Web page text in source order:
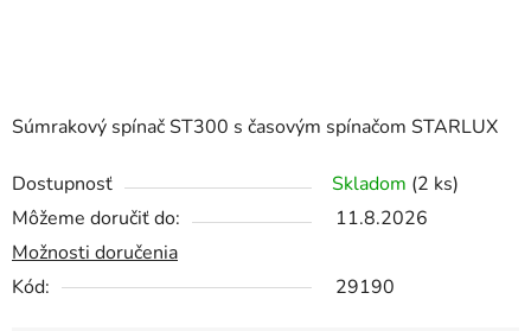
Súmrakový spínač ST300 s časovým spínačom STARLUX
Dostupnosť Skladom (2 ks)
Môžeme doručiť do:
11.8.2026
Možnosti doručenia
Kód:
29190